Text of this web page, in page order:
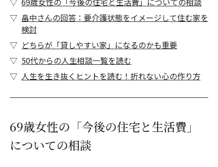
畠中さんの回答：要介護状態をイメージして住む家を
検討
どちらが「貸しやすい家」になるのかも重要
50代からの人生相談一覧を読む
人生を生き抜くヒントを読む！折れない心の作り方
69歳女性の「今後の住宅と生活費」
についての相談